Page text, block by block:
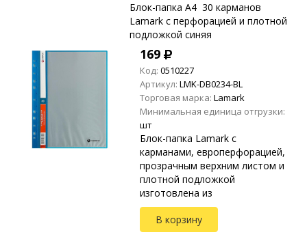
Блок-папка A4 30 карманов
Lamark с перфорацией и плотной
подложкой синяя
169
Код: 0510227
Артикул: LMK-DB0234-BL
Торговая марка: Lamark
Минимальная единица отгрузки:
шт
Блок-папка Lamark с
карманами, европерфорацией,
прозрачным верхним листом и
плотной подложкой
изготовлена из
высококачественного
полипропилена.
Предназначена для хранения и
В корзину